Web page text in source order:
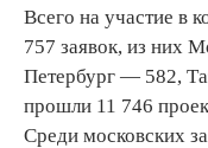
Всего на участие в
757 заявок, из них
Петербург — 582,
прошли 11 746
Среди московских